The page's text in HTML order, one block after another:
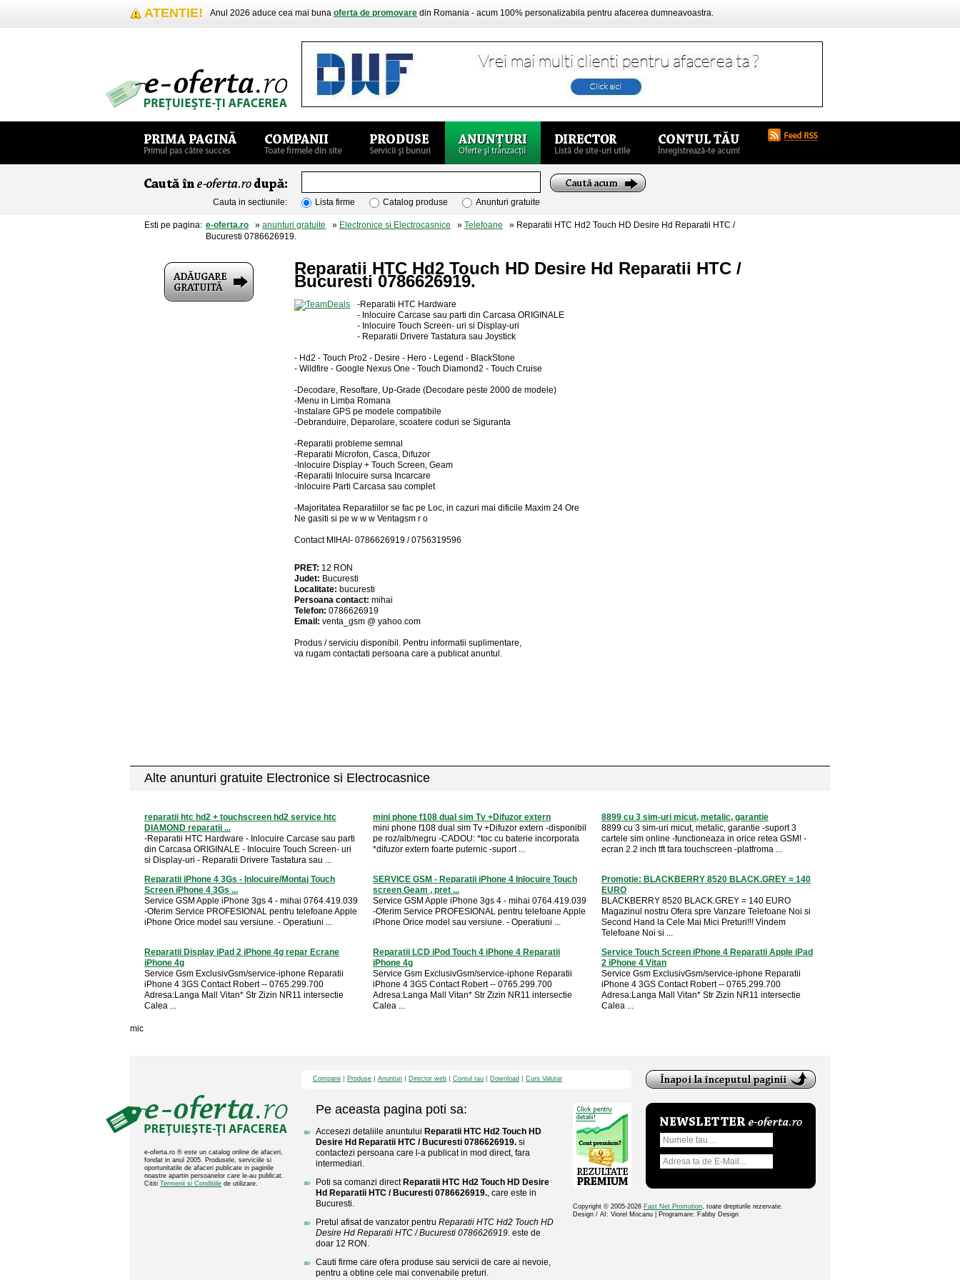
ATENTIE! Anul 2026 aduce cea mai buna oferta de promovare din Romania - acum 100% personalizabila pentru afacerea dumneavoastra.
Cauta in sectiunile: Lista firme Catalog produse Anunturi gratuite
Esti pe pagina: e-oferta.ro » anunturi gratuite » Electronice si Electrocasnice » Telefoane » Reparatii HTC Hd2 Touch HD Desire Hd Reparatii HTC /
Bucuresti 0786626919.
Reparatii HTC Hd2 Touch HD Desire Hd Reparatii HTC /
Bucuresti 0786626919.
-Reparatii HTC Hardware
- Inlocuire Carcase sau parti din Carcasa ORIGINALE
- Inlocuire Touch Screen- uri si Display-uri
- Reparatii Drivere Tastatura sau Joystick
- Hd2 - Touch Pro2 - Desire - Hero - Legend - BlackStone
- Wildfire - Google Nexus One - Touch Diamond2 - Touch Cruise
-Decodare, Resoftare, Up-Grade (Decodare peste 2000 de modele)
-Menu in Limba Romana
-Instalare GPS pe modele compatibile
-Debranduire, Deparolare, scoatere coduri se Siguranta
-Reparatii probleme semnal
-Reparatii Microfon, Casca, Difuzor
-Inlocuire Display + Touch Screen, Geam
-Reparatii Inlocuire sursa Incarcare
-Inlocuire Parti Carcasa sau complet
-Majoritatea Reparatiilor se fac pe Loc, in cazuri mai dificile Maxim 24 Ore
Ne gasiti si pe w w w Ventagsm r o
Contact MIHAI- 0786626919 / 0756319596
PRET: 12 RON
Judet: Bucuresti
Localitate: bucuresti
Persoana contact: mihai
Telefon: 0786626919
Email: venta_gsm @ yahoo.com
Produs / serviciu disponibil . Pentru informatii suplimentare,
va rugam contactati persoana care a publicat anuntul.
Alte anunturi gratuite Electronice si Electrocasnice
reparatii htc hd2 + touchscreen hd2 service htc
DIAMOND reparatii ...
-Reparatii HTC Hardware - Inlocuire Carcase sau parti
din Carcasa ORIGINALE - Inlocuire Touch Screen- uri
si Display-uri - Reparatii Drivere Tastatura sau ...
mini phone f108 dual sim Tv +Difuzor extern
mini phone f108 dual sim Tv +Difuzor extern -disponibil
pe roz/alb/negru -CADOU: *toc cu baterie incorporata
*difuzor extern foarte puternic -suport ...
8899 cu 3 sim-uri micut, metalic, garantie
8899 cu 3 sim-uri micut, metalic, garantie -suport 3
cartele sim online -functioneaza in orice retea GSM! -
ecran 2.2 inch tft fara touchscreen -platfroma ...
Reparatii iPhone 4 3Gs - Inlocuire/Montaj Touch
Screen iPhone 4 3Gs ...
Service GSM Apple iPhone 3gs 4 - mihai 0764.419.039
-Oferim Service PROFESIONAL pentru telefoane Apple
iPhone Orice model sau versiune. - Operatiuni ...
SERVICE GSM - Reparatii iPhone 4 Inlocuire Touch
screen Geam , pret ...
Service GSM Apple iPhone 3gs 4 - mihai 0764.419.039
-Oferim Service PROFESIONAL pentru telefoane Apple
iPhone Orice model sau versiune. - Operatiuni ...
Promotie: BLACKBERRY 8520 BLACK.GREY = 140
EURO
BLACKBERRY 8520 BLACK.GREY = 140 EURO
Magazinul nostru Ofera spre Vanzare Telefoane Noi si
Second Hand la Cele Mai Mici Preturi!!! Vindem
Telefoane Noi si ...
Reparatii Display iPad 2 iPhone 4g repar Ecrane
iPhone 4g
Service Gsm ExclusivGsm/service-iphone Reparatii
iPhone 4 3GS Contact Robert -- 0765.299.700
Adresa:Langa Mall Vitan* Str Zizin NR11 intersectie
Calea ...
Reparatii LCD iPod Touch 4 iPhone 4 Reparatii
iPhone 4g
Service Gsm ExclusivGsm/service-iphone Reparatii
iPhone 4 3GS Contact Robert -- 0765.299.700
Adresa:Langa Mall Vitan* Str Zizin NR11 intersectie
Calea ...
Service Touch Screen iPhone 4 Reparatii Apple iPad
2 iPhone 4 Vitan
Service Gsm ExclusivGsm/service-iphone Reparatii
iPhone 4 3GS Contact Robert -- 0765.299.700
Adresa:Langa Mall Vitan* Str Zizin NR11 intersectie
Calea ...
mic
e-oferta.ro ® este un catalog online de afaceri,
fondat in anul 2005. Produsele, serviciile si
oportunitatile de afaceri publicate in paginile
noastre apartin persoanelor care le-au publicat.
Cititi Termenii si Conditiile de utilizare.
Companii Produse Anunturi Director web Contul tau Download Curs Valutar
Pe aceasta pagina poti sa:
Accesezi detaliile anuntului Reparatii HTC Hd2 Touch HD
Desire Hd Reparatii HTC / Bucuresti 0786626919. si
contactezi persoana care l-a publicat in mod direct, fara
intermediari.
Poti sa comanzi direct Reparatii HTC Hd2 Touch HD Desire
Hd Reparatii HTC / Bucuresti 0786626919., care este in
Bucuresti.
Pretul afisat de vanzator pentru Reparatii HTC Hd2 Touch HD
Desire Hd Reparatii HTC / Bucuresti 0786626919. este de
doar 12 RON.
Cauti firme care ofera produse sau servicii de care ai nevoie,
pentru a obtine cele mai convenabile preturi.
Copyright © 2005-2026 Fast Net Promotion, toate drepturile rezervate.
Design / AI: Viorel Mocanu | Programare: Fabby Design